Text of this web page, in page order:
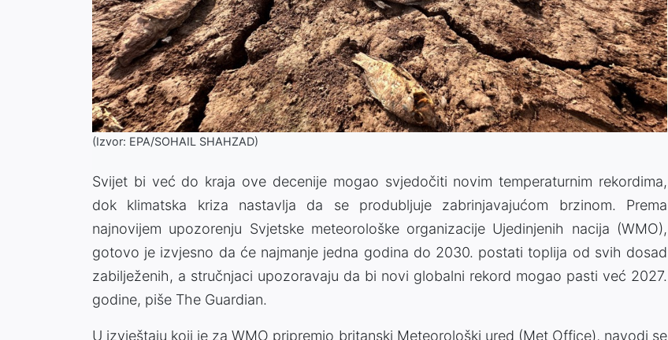
(Izvor: EPA/SOHAIL SHAHZAD)
Svijet bi već do kraja ove decenije mogao svjedočiti novim temperaturnim rekordima,
dok klimatska kriza nastavlja da se produbljuje zabrinjavajućom brzinom. Prema
najnovijem upozorenju Svjetske meteorološke organizacije Ujedinjenih nacija (WMO),
gotovo je izvjesno da će najmanje jedna godina do 2030. postati toplija od svih dosad
zabilježenih, a stručnjaci upozoravaju da bi novi globalni rekord mogao pasti već 2027.
godine, piše The Guardian.
U izvještaju koji je za WMO pripremio britanski Meteorološki ured (Met Office), navodi se